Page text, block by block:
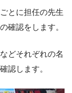
とに担任の先生
確認をします。
どそれぞれの名
認します。